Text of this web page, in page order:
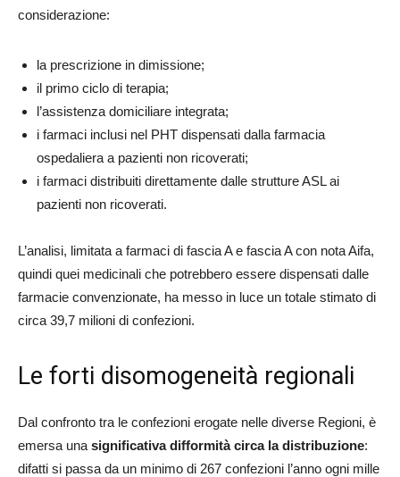
considerazione:
la prescrizione in dimissione;
il primo ciclo di terapia;
l’assistenza domiciliare integrata;
i farmaci inclusi nel PHT dispensati dalla farmacia
ospedaliera a pazienti non ricoverati;
i farmaci distribuiti direttamente dalle strutture ASL ai
pazienti non ricoverati.
L’analisi, limitata a farmaci di fascia A e fascia A con nota Aifa,
quindi quei medicinali che potrebbero essere dispensati dalle
farmacie convenzionate, ha messo in luce un totale stimato di
circa 39,7 milioni di confezioni.
Le forti disomogeneità regionali
Dal confronto tra le confezioni erogate nelle diverse Regioni, è
emersa una significativa difformità circa la distribuzione:
difatti si passa da un minimo di 267 confezioni l’anno ogni mille